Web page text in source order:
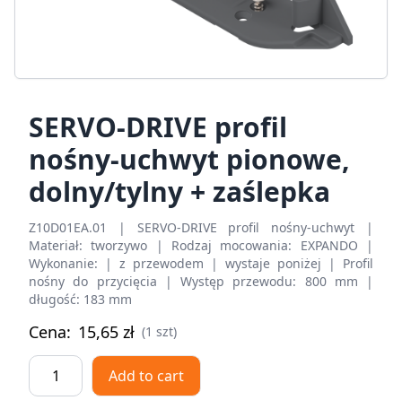
SERVO-DRIVE profil
nośny-uchwyt pionowe,
dolny/tylny + zaślepka
Z10D01EA.01 | SERVO-DRIVE profil nośny-uchwyt |
Materiał: tworzywo | Rodzaj mocowania: EXPANDO |
Wykonanie: | z przewodem | wystaje poniżej | Profil
nośny do przycięcia | Występ przewodu: 800 mm |
długość: 183 mm
Cena: 15,65 zł (1 szt)
SERVO-
DRIVE
Add to cart